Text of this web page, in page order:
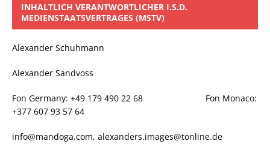
INHALTLICH VERANTWORTLICHER I.S.D.
MEDIENSTAATSVERTRAGES (MSTV)
Alexander Schuhmann
Alexander Sandvoss
Fon Germany: +49 179 490 22 68 Fon Monaco:
+377 607 93 57 64
info@mandoga.com, alexanders.images@tonline.de